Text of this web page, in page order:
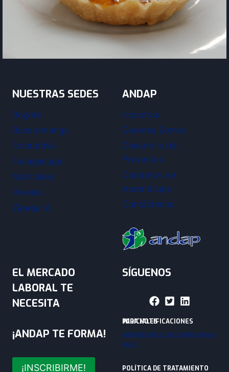
NUESTRAS SEDES
Bogotá
Bucaramanga
Facatativá
Fusagasugá
Manizales
Pereira
Zipaquirá
ANDAP
Nosotros
Quienes Somos
Desarrollo de
Proyectos
Contratos de
Aprendizaje
Contáctenos
EL MERCADO
LABORAL TE
NECESITA
¡ANDAP TE FORMA!
¡INSCRIBIRME!
SÍGUENOS
PARA NOTIFICACIONES JUDICIALES
administrativanacional@andap.e
du.co
POLÍTICA DE TRATAMIENTO